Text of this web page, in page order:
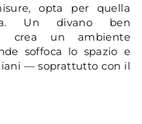
opta per quella
Un divano ben
crea un ambiente
soffoca lo spazio e
— soprattutto con il